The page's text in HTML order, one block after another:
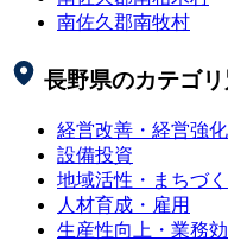
南佐久郡南牧村
長野県のカテゴ
経営改善・経営強化
設備投資
地域活性・まちづく
人材育成・雇用
生産性向上・業務